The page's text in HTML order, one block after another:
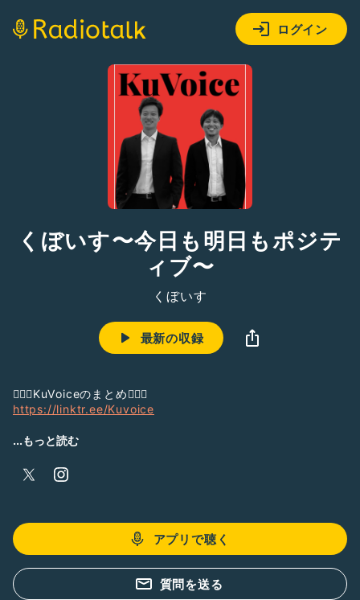
ログイン
くぼいす〜今日も明日もポジテ
ィブ〜
くぼいす
最新の収録
🏊🏻‍♂️KuVoiceのまとめ🏊🏻‍♂️
https://linktr.ee/Kuvoice
元体育教師の2人組。
🗣パラスタジオ▶︎
パラスイマーの久保大樹、コーチの柴谷拓耶がお届けする夢を
🗣通常くぼいすは練習の振り返り🗣
...もっと読む
アプリで聴く
質問を送る